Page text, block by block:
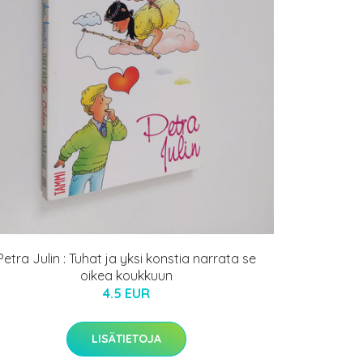
Julin : Tuhat ja yksi konstia narrata se
oikea koukkuun
4.5 EUR
LISÄTIETOJA